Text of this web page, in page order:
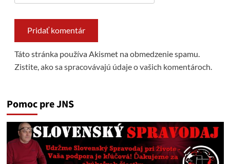
Táto stránka používa Akismet na obmedzenie spamu.
Zistite, ako sa spracovávajú údaje o vašich komentároch.
Pomoc pre JNS